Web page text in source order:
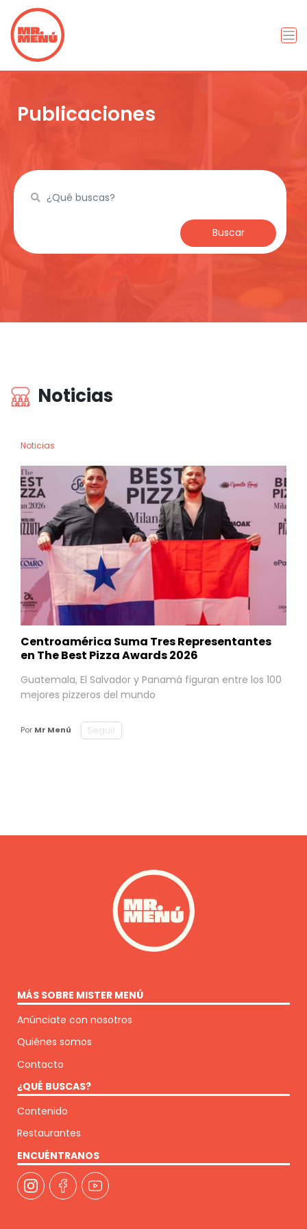
Publicaciones
Buscar
Noticias
Noticias
Centroamérica Suma Tres Representantes
en The Best Pizza Awards 2026
Guatemala, El Salvador y Panamá figuran entre los 100
mejores pizzeros del mundo
Por Mr Menú Seguir
MÁS SOBRE MISTER MENÚ
Anúnciate con nosotros
Quiénes somos
Contacto
¿QUÉ BUSCAS?
Contenido
Restaurantes
ENCUÉNTRANOS